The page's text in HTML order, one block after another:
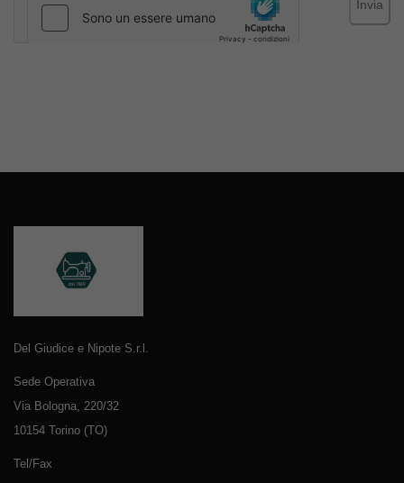
Invia
Del Giudice e Nipote S.r.l.
Sede Operativa
Via Bologna, 220/32
10154 Torino (TO)
Tel/Fax